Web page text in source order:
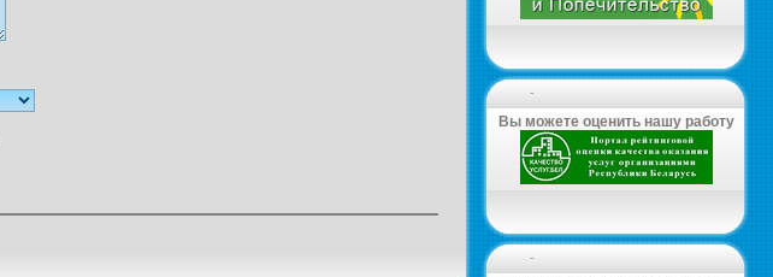
-
Вы можете оценить нашу работу
-